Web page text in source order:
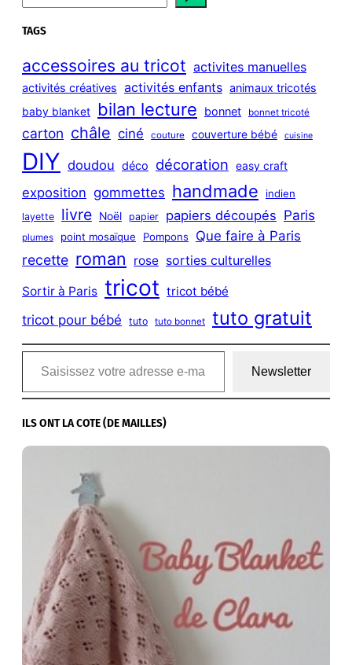
e
a
c
h
TAGS
accessoires au tricot activites manuelles
activités créatives activités enfants animaux tricotés
baby blanket bilan lecture bonnet bonnet tricoté
carton châle ciné couture couverture bébé cuisine
DIY doudou déco décoration easy craft
exposition gommettes handmade indien
layette livre Noël papier papiers découpés Paris
plumes point mosaïque Pompons Que faire à Paris
recette roman rose sorties culturelles
Sortir à Paris tricot tricot bébé
tricot pour bébé tuto tuto bonnet tuto gratuit
Saisissez votre adresse e-mail…
Newsletter
ILS ONT LA COTE (DE MAILLES)